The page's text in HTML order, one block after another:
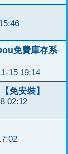
免費庫存系
15 19:14
免安裝】
02:12